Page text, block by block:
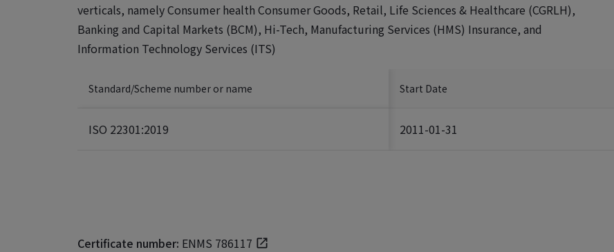
verticals, namely Consumer health Consumer Goods, Retail, Life Sciences & Healthcare (CGRLH),
Banking and Capital Markets (BCM), Hi-Tech, Manufacturing Services (HMS) Insurance, and
Information Technology Services (ITS)
Standard/Scheme number or name Start Date
ISO 22301:2019 2011-01-31
Certificate number: ENMS 786117